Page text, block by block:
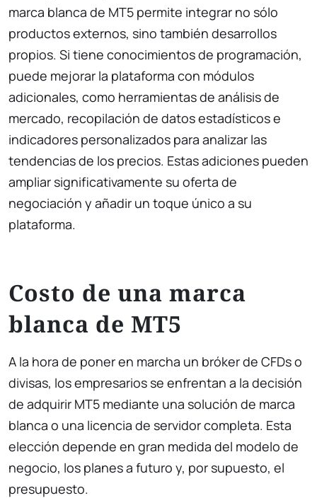
marca blanca de MT5 permite integrar no sólo
productos externos, sino también desarrollos
propios. Si tiene conocimientos de programación,
puede mejorar la plataforma con módulos
adicionales, como herramientas de análisis de
mercado, recopilación de datos estadísticos e
indicadores personalizados para analizar las
tendencias de los precios. Estas adiciones pueden
ampliar significativamente su oferta de
negociación y añadir un toque único a su
plataforma.
Costo de una marca
blanca de MT5
A la hora de poner en marcha un bróker de CFDs o
divisas, los empresarios se enfrentan a la decisión
de adquirir MT5 mediante una solución de marca
blanca o una licencia de servidor completa. Esta
elección depende en gran medida del modelo de
negocio, los planes a futuro y, por supuesto, el
presupuesto.